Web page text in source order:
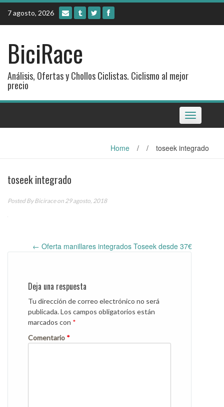
Skip
content
7 agosto, 2026
BiciRace
Análisis, Ofertas y Chollos Ciclistas. Ciclismo al mejor
precio
Toggle
navigation
Home / / toseek integrado
toseek integrado
Posted ByBiciraceon 29 agosto, 2018
Post
← Oferta manillares integrados Toseek desde 37€
Deja una respuesta
Tu dirección de correo electrónico no será
publicada.Los campos obligatorios están
marcados con *
Comentario *